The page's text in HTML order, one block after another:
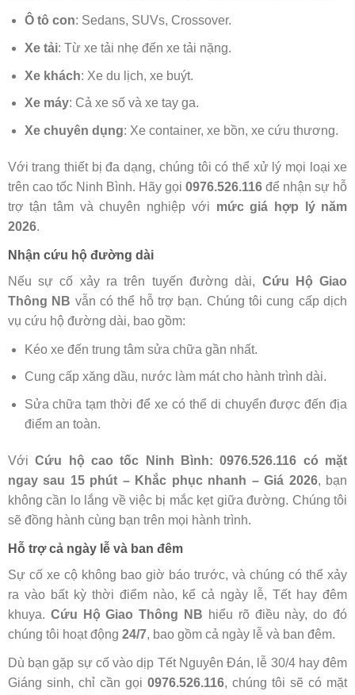
Ô tô con: Sedans, SUVs, Crossover.
Xe tải: Từ xe tải nhẹ đến xe tải nặng.
Xe khách: Xe du lịch, xe buýt.
Xe máy: Cả xe số và xe tay ga.
Xe chuyên dụng: Xe container, xe bồn, xe cứu thương.
Với trang thiết bị đa dạng, chúng tôi có thể xử lý mọi loại xe
trên cao tốc Ninh Bình. Hãy gọi0976.526.116 để nhận sự hỗ
trợ tận tâm và chuyên nghiệp với mức giá hợp lý năm
2026.
Nhận cứu hộ đường dài
Nếu sự cố xảy ra trên tuyến đường dài, Cứu Hộ Giao
Thông NB vẫn có thể hỗ trợ bạn. Chúng tôi cung cấp dịch
vụ cứu hộ đường dài, bao gồm:
Kéo xe đến trung tâm sửa chữa gần nhất.
Cung cấp xăng dầu, nước làm mát cho hành trình dài.
Sửa chữa tạm thời để xe có thể di chuyển được đến địa
điểm an toàn.
VớiCứu hộ cao tốc Ninh Bình: 0976.526.116 có mặt
ngay sau 15 phút – Khắc phục nhanh – Giá 2026, bạn
không cần lo lắng về việc bị mắc kẹt giữa đường. Chúng tôi
sẽ đồng hành cùng bạn trên mọi hành trình.
Hỗ trợ cả ngày lễ và ban đêm
Sự cố xe cộ không bao giờ báo trước, và chúng có thể xảy
ra vào bất kỳ thời điểm nào, kể cả ngày lễ, Tết hay đêm
khuya. Cứu Hộ Giao Thông NB hiểu rõ điều này, do đó
chúng tôi hoạt động 24/7, bao gồm cả ngày lễ và ban đêm.
Dù bạn gặp sự cố vào dịp Tết Nguyên Đán, lễ 30/4 hay đêm
Giáng sinh, chỉ cần gọi 0976.526.116, chúng tôi sẽ có mặt